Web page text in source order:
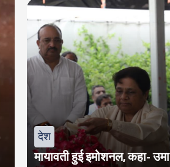
देश
मायावती हुई इमोशनल, कहा- उमा